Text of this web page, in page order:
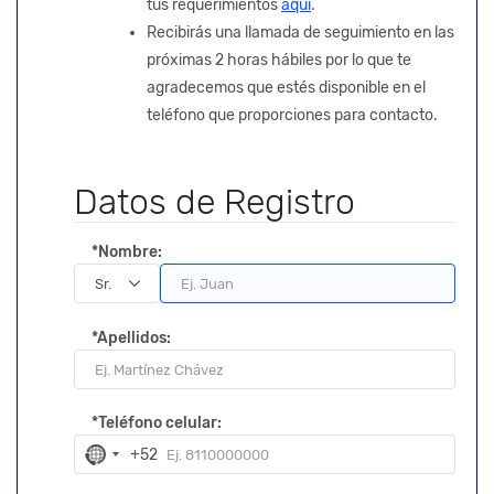
tus requerimientosaquí.
Recibirás una llamada de seguimiento en las
próximas 2 horas hábiles por lo que te
agradecemos que estés disponible en el
teléfono que proporciones para contacto.
Datos de Registro
*Nombre:
*Apellidos:
*Teléfono celular:
N
o
+52